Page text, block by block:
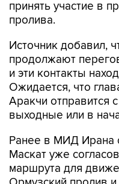
принять участие в
пролива.
Источник добавил,
продолжают
и эти контакты
Ожидается, что
Аракчи отправится
выходные или в
Ранее в МИД Ирана
Маскат уже
маршрута для